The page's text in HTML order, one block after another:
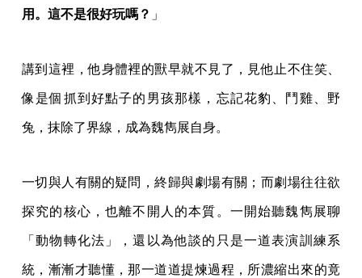
用。這不是很好玩嗎？ 」
講到這裡，他身體裡的獸早就不見了，見他止不住笑、
像是個抓到好點子的男孩那樣，忘記花豹、鬥雞、野
兔，抹除了界線，成為魏雋展自身。
一切與人有關的疑問，終歸與劇場有關；而劇場往往欲
探究的核心，也離不開人的本質。一開始聽魏雋展聊
「動物轉化法」，還以為他談的只是一道表演訓練系
統，漸漸才聽懂，那一道道提煉過程，所濃縮出來的竟